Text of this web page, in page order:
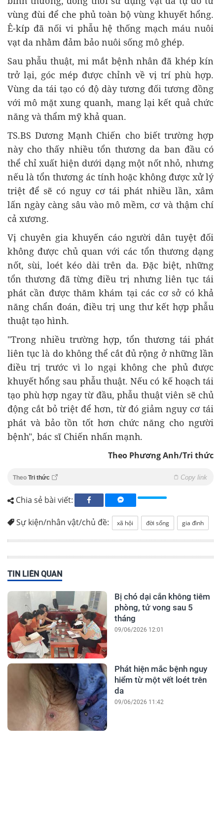
vùng đùi để che phủ toàn bộ vùng khuyết hổng.
Ê-kíp đã nối vi phẫu hệ thống mạch máu nuôi
vạt da nhằm đảm bảo nuôi sống mô ghép.
Sau phẫu thuật, mi mắt bệnh nhân đã khép kín
trở lại, góc mép được chỉnh về vị trí phù hợp.
Vùng da tái tạo có độ dày tương đối tương đồng
với mô mặt xung quanh, mang lại kết quả chức
năng và thẩm mỹ khả quan.
TS.BS Dương Mạnh Chiến cho biết trường hợp
này cho thấy nhiều tổn thương da ban đầu có
thể chỉ xuất hiện dưới dạng một nốt nhỏ, nhưng
nếu là tổn thương ác tính hoặc không được xử lý
triệt để sẽ có nguy cơ tái phát nhiều lần, xâm
lấn ngày càng sâu vào mô mềm, cơ và thậm chí
cả xương.
Vị chuyên gia khuyến cáo người dân tuyệt đối
không được chủ quan với các tổn thương dạng
nốt, sùi, loét kéo dài trên da. Đặc biệt, những
tổn thương đã từng điều trị nhưng liên tục tái
phát cần được thăm khám tại các cơ sở có khả
năng chẩn đoán, điều trị ung thư kết hợp phẫu
thuật tạo hình.
"Trong nhiều trường hợp, tổn thương tái phát
liên tục là do không thể cắt đủ rộng ở những lần
điều trị trước vì lo ngại không che phủ được
khuyết hổng sau phẫu thuật. Nếu có kế hoạch tái
tạo phù hợp ngay từ đầu, phẫu thuật viên sẽ chủ
động cắt bỏ triệt để hơn, từ đó giảm nguy cơ tái
phát và bảo tồn tốt hơn chức năng cho người
bệnh", bác sĩ Chiến nhấn mạnh.
Theo Phương Anh/Tri thức
Theo Tri thức Copy link
Chia sẻ bài viết:
Sự kiện/nhân vật/chủ đề: xã hội đời sống gia đình
TIN LIÊN QUAN
Bị chó dại cắn không tiêm
phòng, tử vong sau 5
tháng
09/06/2026 12:01
Phát hiện mắc bệnh nguy
hiểm từ một vết loét trên
da
09/06/2026 11:42